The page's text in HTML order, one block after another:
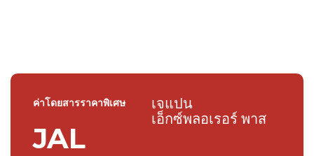
ค่าโดยสารราคาพิเศษ
JAL
เจแปน
เอ็กซ์พลอเรอร์ พาส